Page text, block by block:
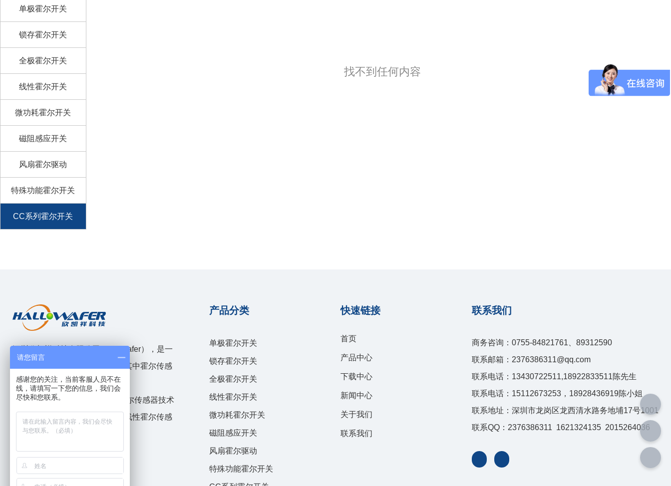
单极霍尔开关
锁存霍尔开关
全极霍尔开关
线性霍尔开关
微功耗霍尔开关
磁阻感应开关
风扇霍尔驱动
特殊功能霍尔开关
CC系列霍尔开关
找不到任何内容
深圳欣凯祥科技有限公司（hallwafer），是一
家模拟和混合信号IC设计企业，其中霍尔传感
器技术国内领先。
公司自2010年成立以来，围绕霍尔传感器技术
开发了速度位置传感器，高精度线性霍尔传感
器，高精度电流传感器等产品线。
产品分类
单极霍尔开关
锁存霍尔开关
全极霍尔开关
线性霍尔开关
微功耗霍尔开关
磁阻感应开关
风扇霍尔驱动
特殊功能霍尔开关
快速链接
首页
产品中心
下载中心
新闻中心
关于我们
联系我们
联系我们
商务咨询：0755-84821761、89312590
联系邮箱：2376386311@qq.com
联系电话：13430722511,18922833511陈先生
联系电话：15112673253，18928436919陈小姐
联系地址：深圳市龙岗区龙西清水路务地埔17号1001
联系QQ：2376386311 1621324135 2015264036
请您留言
感谢您的关注，当前客服人员不在
线，请填写一下您的信息，我们会
尽快和您联系。